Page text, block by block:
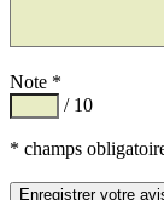
Note *
/ 10
* champs